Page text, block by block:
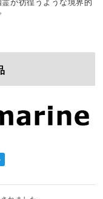
が彷徨うような境界的